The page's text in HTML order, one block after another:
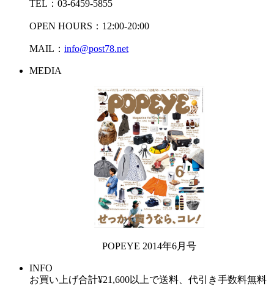
TEL：03-6459-5855
OPEN HOURS：12:00-20:00
MAIL： info@post78.net
MEDIA
POPEYE 2014年6月号
INFO
お買い上げ合計¥21,600以上で送料、代引き手数料無料